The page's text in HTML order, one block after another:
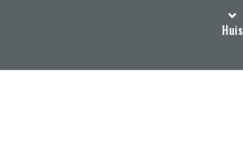
Huis